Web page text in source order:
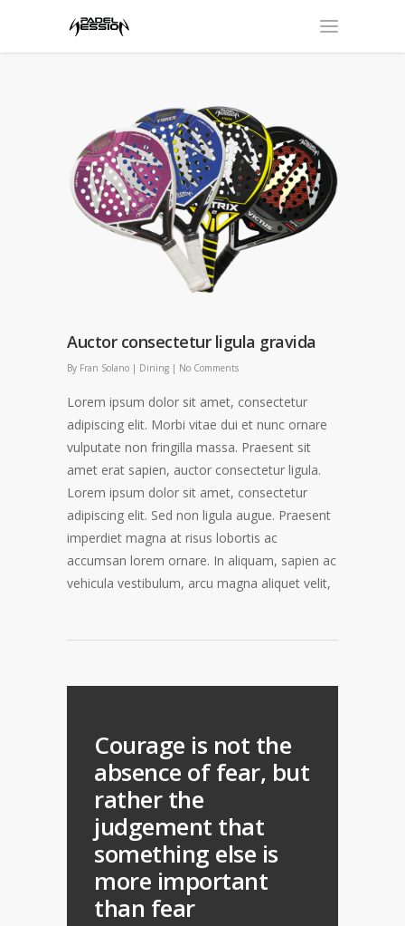
Auctor consectetur ligula gravida
By Fran Solano | Dining | No Comments
Lorem ipsum dolor sit amet, consectetur
adipiscing elit. Morbi vitae dui et nunc ornare
vulputate non fringilla massa. Praesent sit
amet erat sapien, auctor consectetur ligula.
Lorem ipsum dolor sit amet, consectetur
adipiscing elit. Sed non ligula augue. Praesent
imperdiet magna at risus lobortis ac
accumsan lorem ornare. In aliquam, sapien ac
vehicula vestibulum, arcu magna aliquet velit,
Courage is not the
absence of fear, but
rather the
judgement that
something else is
more important
than fear